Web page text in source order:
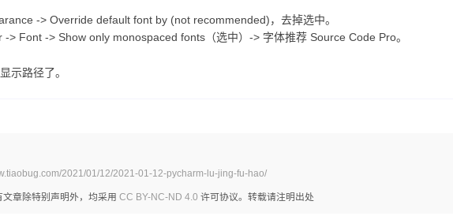
-> Override default font by (not recommended)，去掉选中。
-> Font -> Show only monospaced fonts（选中）-> 字体推荐 Source Code Pro。
示路径了。
2021/01/12/2021-01-12-pycharm-lu-jing-fu-hao/
文章除特别声明外，均采用 CC BY-NC-ND 4.0 许可协议。转载请注明出处